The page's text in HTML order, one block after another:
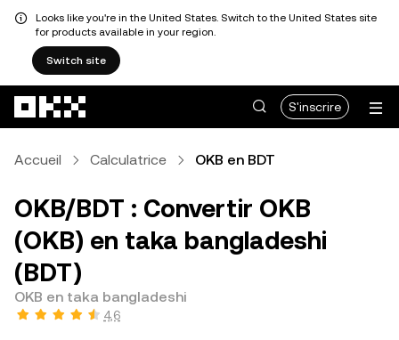
Looks like you're in the United States. Switch to the United States site
for products available in your region.
Switch site
S'inscrire
Accueil Calculatrice OKB en BDT
OKB/BDT : Convertir OKB
(OKB) en taka bangladeshi
(BDT)
OKB en taka bangladeshi
4,6